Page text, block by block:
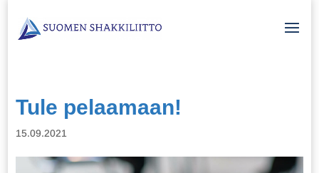
Tule pelaamaan!
15.09.2021